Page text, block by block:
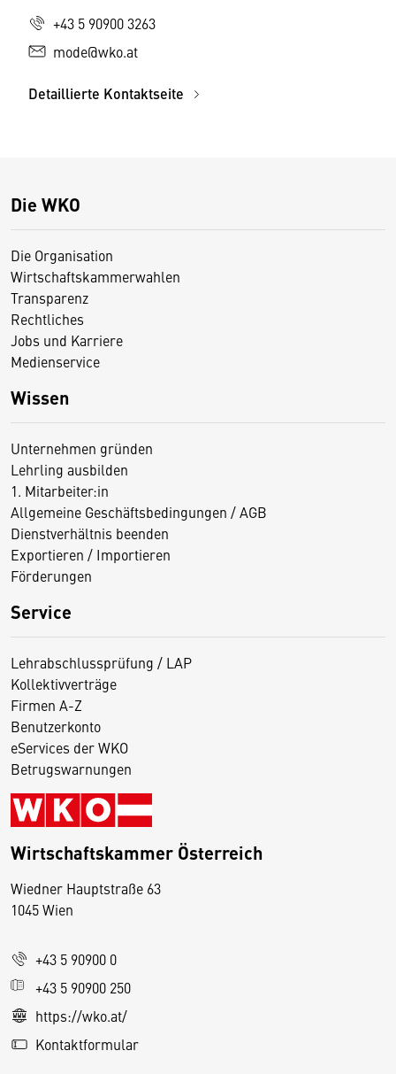
+43 5 90900 3263
mode@wko.at
Detaillierte Kontaktseite
Die WKO
Die Organisation
Wirtschaftskammerwahlen
Transparenz
Rechtliches
Jobs und Karriere
Medienservice
Wissen
Unternehmen gründen
Lehrling ausbilden
1. Mitarbeiter:in
Allgemeine Geschäftsbedingungen / AGB
Dienstverhältnis beenden
Exportieren / Importieren
Förderungen
Service
Lehrabschlussprüfung / LAP
Kollektivverträge
Firmen A-Z
Benutzerkonto
eServices der WKO
Betrugswarnungen
Wirtschaftskammer Österreich
Wiedner Hauptstraße 63
1045 Wien
+43 5 90900 0
+43 5 90900 250
https://wko.at/
Kontaktformular
D
s
e
S
e